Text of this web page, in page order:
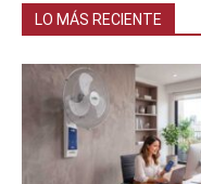
LO MÁS RECIENTE